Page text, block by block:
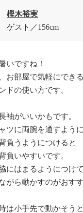
樫木裕実
ゲスト
156cm
いですね！
お部屋で気軽にできる
ドの使い方です。
袖がいいかもです。
ツに両腕を通すよう
負うようにつけると
負いやすいです。
にはまるようにつけて
がら動かすのがおすす
は小手先で動かそう